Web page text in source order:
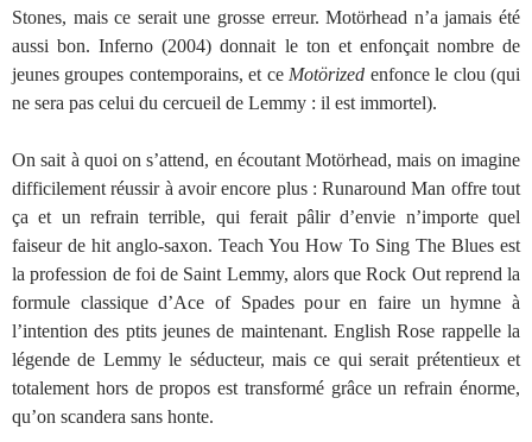
Stones, mais ce serait une grosse erreur. Motörhead n’a jamais été
aussi bon. Inferno (2004) donnait le ton et enfonçait nombre de
jeunes groupes contemporains, et ce Motörized enfonce le clou (qui
ne sera pas celui du cercueil de Lemmy : il est immortel).
On sait à quoi on s’attend, en écoutant Motörhead, mais on imagine
difficilement réussir à avoir encore plus : Runaround Man offre tout
ça et un refrain terrible, qui ferait pâlir d’envie n’importe quel
faiseur de hit anglo-saxon. Teach You How To Sing The Blues est
la profession de foi de Saint Lemmy, alors que Rock Out reprend la
formule classique d’Ace of Spades pour en faire un hymne à
l’intention des ptits jeunes de maintenant. English Rose rappelle la
légende de Lemmy le séducteur, mais ce qui serait prétentieux et
totalement hors de propos est transformé grâce un refrain énorme,
qu’on scandera sans honte.